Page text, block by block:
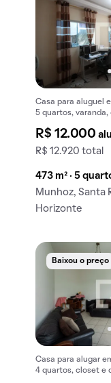
Casa para aluguel
5 quartos, varanda,
R$ 12.000
R$ 12.920 total
473 m² · 5
Munhoz, Santa
Horizonte
Baixou o preço
Casa para alugar
4 quartos, closet e